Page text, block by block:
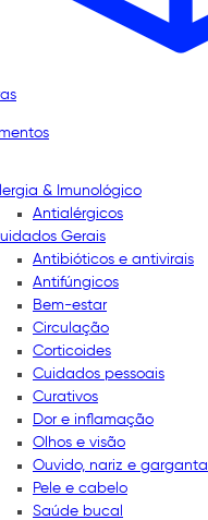
& Imunológico
Antialérgicos
Gerais
Antibióticos e antivirais
Antifúngicos
Bem-estar
Circulação
Corticoides
Cuidados pessoais
Curativos
Dor e inflamação
Olhos e visão
Ouvido, nariz e garganta
Pele e cabelo
Saúde bucal